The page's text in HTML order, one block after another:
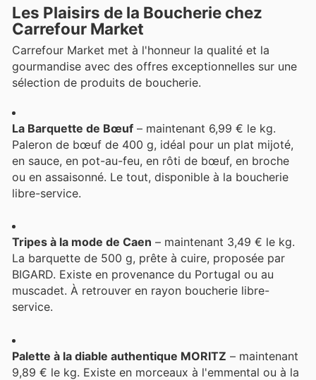
Les Plaisirs de la Boucherie chez
Carrefour Market
Carrefour Market met à l'honneur la qualité et la
gourmandise avec des offres exceptionnelles sur une
sélection de produits de boucherie.
La Barquette de Bœuf – maintenant 6,99 € le kg.
Paleron de bœuf de 400 g, idéal pour un plat mijoté,
en sauce, en pot-au-feu, en rôti de bœuf, en broche
ou en assaisonné. Le tout, disponible à la boucherie
libre-service.
Tripes à la mode de Caen – maintenant 3,49 € le kg.
La barquette de 500 g, prête à cuire, proposée par
BIGARD. Existe en provenance du Portugal ou au
muscadet. À retrouver en rayon boucherie libre-
service.
Palette à la diable authentique MORITZ – maintenant
9,89 € le kg. Existe en morceaux à l'emmental ou à la